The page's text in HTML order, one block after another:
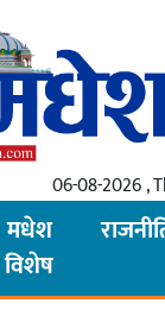
06-08-2026 ,
मधेश
विशेष